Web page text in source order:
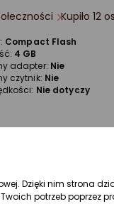
Kupiło 12
Compact Flash
4 GB
adapter: Nie
czytnik: Nie
Nie dotyczy
Dzięki nim strona
potrzeb poprzez